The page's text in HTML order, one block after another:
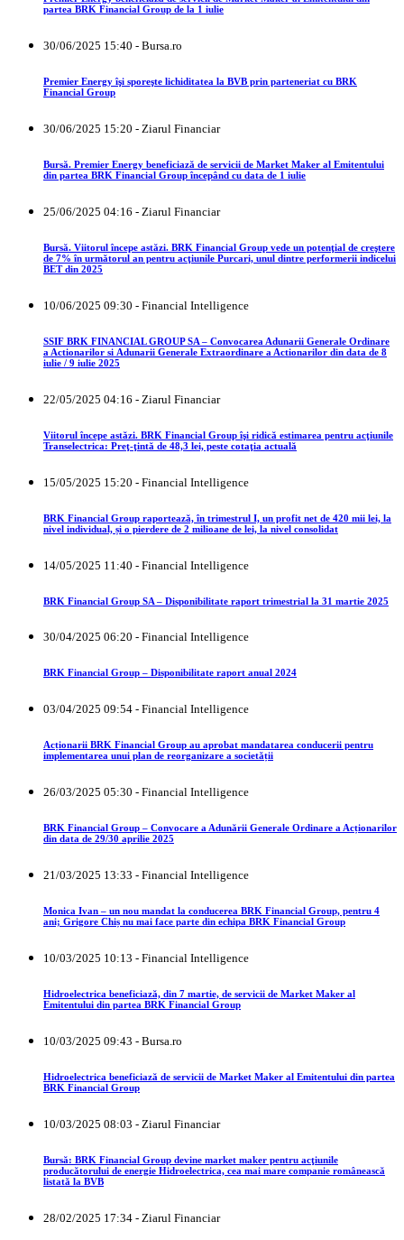
partea BRK Financial Group de la 1 iulie
30/06/2025 15:40 - Bursa.ro
Premier Energy îşi sporeşte lichiditatea la BVB prin parteneriat cu BRK
Financial Group
30/06/2025 15:20 - Ziarul Financiar
Bursă. Premier Energy beneficiază de servicii de Market Maker al Emitentului
din partea BRK Financial Group începând cu data de 1 iulie
25/06/2025 04:16 - Ziarul Financiar
Bursă. Viitorul începe astăzi. BRK Financial Group vede un potenţial de creştere
de 7% în următorul an pentru acţiunile Purcari, unul dintre performerii indicelui
BET din 2025
10/06/2025 09:30 - Financial Intelligence
SSIF BRK FINANCIAL GROUP SA – Convocarea Adunarii Generale Ordinare
a Actionarilor si Adunarii Generale Extraordinare a Actionarilor din data de 8
iulie / 9 iulie 2025
22/05/2025 04:16 - Ziarul Financiar
Viitorul începe astăzi. BRK Financial Group îşi ridică estimarea pentru acţiunile
Transelectrica: Preţ-ţintă de 48,3 lei, peste cotaţia actuală
15/05/2025 15:20 - Financial Intelligence
BRK Financial Group raportează, în trimestrul I, un profit net de 420 mii lei, la
nivel individual, și o pierdere de 2 milioane de lei, la nivel consolidat
14/05/2025 11:40 - Financial Intelligence
BRK Financial Group SA – Disponibilitate raport trimestrial la 31 martie 2025
30/04/2025 06:20 - Financial Intelligence
BRK Financial Group – Disponibilitate raport anual 2024
03/04/2025 09:54 - Financial Intelligence
Acționarii BRK Financial Group au aprobat mandatarea conducerii pentru
implementarea unui plan de reorganizare a societății
26/03/2025 05:30 - Financial Intelligence
BRK Financial Group – Convocare a Adunării Generale Ordinare a Acționarilor
din data de 29/30 aprilie 2025
21/03/2025 13:33 - Financial Intelligence
Monica Ivan – un nou mandat la conducerea BRK Financial Group, pentru 4
ani; Grigore Chiș nu mai face parte din echipa BRK Financial Group
10/03/2025 10:13 - Financial Intelligence
Hidroelectrica beneficiază, din 7 martie, de servicii de Market Maker al
Emitentului din partea BRK Financial Group
10/03/2025 09:43 - Bursa.ro
Hidroelectrica beneficiază de servicii de Market Maker al Emitentului din partea
BRK Financial Group
10/03/2025 08:03 - Ziarul Financiar
Bursă: BRK Financial Group devine market maker pentru acţiunile
producătorului de energie Hidroelectrica, cea mai mare companie românească
listată la BVB
28/02/2025 17:34 - Ziarul Financiar